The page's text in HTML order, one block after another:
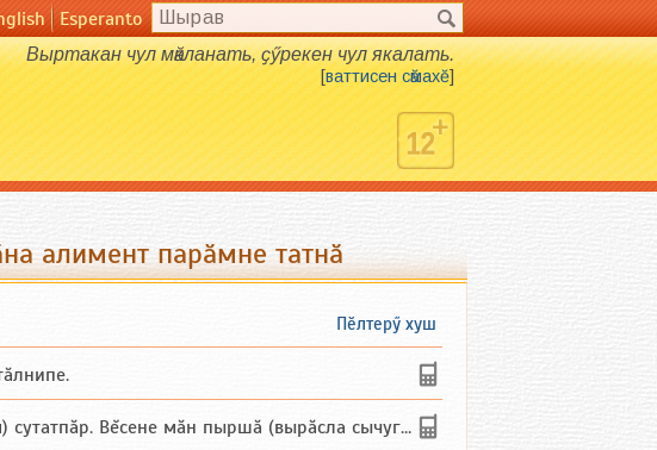
Esperanto
Выртакан чул мӑкланать, ҫӳрекен чул якалать.
[ваттисен сӑмахӗ]
алимент парӑмне татнӑ
Пӗлтерӳ хуш
Вĕсене мăн пыршă (вырăсла сычуг) ...